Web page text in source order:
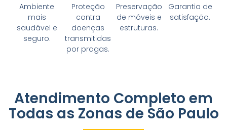
Ambiente
mais
saudável e
seguro.
Proteção
contra
doenças
transmitidas
por pragas.
Preservação
de móveis e
estruturas.
Garantia de
satisfação.
Atendimento Completo em
Todas as Zonas de São Paulo